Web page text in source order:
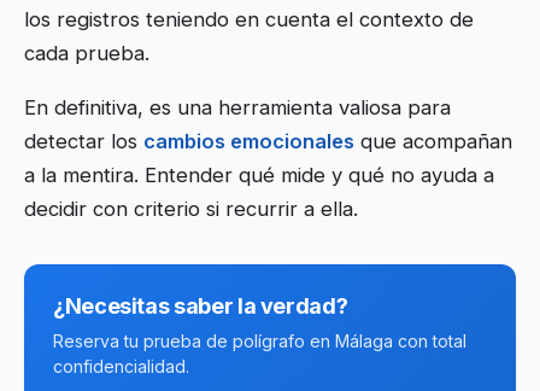
los registros teniendo en cuenta el contexto de
cada prueba.
En definitiva, es una herramienta valiosa para
detectar los cambios emocionales que acompañan
a la mentira. Entender qué mide y qué no ayuda a
decidir con criterio si recurrir a ella.
¿Necesitas saber la verdad?
Reserva tu prueba de polígrafo en Málaga con total
confidencialidad.